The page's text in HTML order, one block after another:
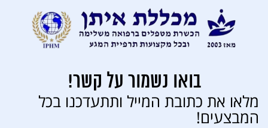
בואו נשמור על קשר!
מלאו את כתובת המייל ותתעדכנו בכל
המבצעים!